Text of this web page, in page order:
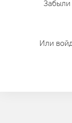
Забыли
Или